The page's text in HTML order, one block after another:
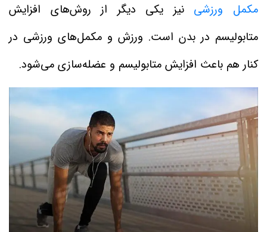
مکمل ورزشی نیز یکی دیگر از روش‌های افزایش
متابولیسم در بدن است. ورزش و مکمل‌های ورزشی در
کنار هم باعث افزایش متابولیسم و عضله‌سازی می‌شود.